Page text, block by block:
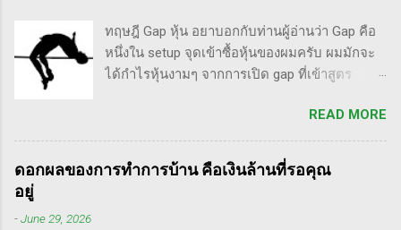
แรกซื้อหุ้น เพราะต้องการเล่นแบบเทรดเดิ้ง คือ
ซื้อมาขายไปในกรอบเวลาหนึ...
Money Selling Stocks Short อีกด้วย ผมเองก็เคย
แปลงานของแกแบบมั่วๆ หลายเรื่องด้วยกันนะ
อาทิ - Voodoo - ทรงหุ้นซิ่ง ราคาย่อ วอลุ่มหาย -
ผมเป็นแฟนคลับของแกนั่นเองครับ ง่ายๆเลย ที่
ชอบเพราะเราต่างมีอาจารย์ร่วมกันก็คือ ปู่โอนีล,
ทวดลิเวอร์มอร์ และทวด Wyckoff นั่นเอง (คือผม
ทฤษฎี Gap หุ้น อยาบอกกับท่านผู้อ่านว่า Gap คือ
หนึ่งใน setup จุดเข้าซื้อหุ้นของผมครับ ผมมักจะ
ได้กำไรหุ้นงามๆ จากการเปิด gap ที่เข้าสูตร
ทำการบ้าน มันส่งสัญญาณซื้อ แบบเปิด gap ผมจะ
ชอบมาก แต่ถึงกระนั้น มันก็ไม่ได้เป๊ะทุกตัวนะ
ครับ มีล้มเหลวเกินครึ่ง เราต้องคอยคัดตัวที่ไม่ดี
ออก เหลือตัวเจ๋งๆ แรงๆ ให้มันวิ่งทำเงินให้เราไป
READ MORE
ดอกผลของการทำการบ้าน คือเงินล้านที่รอคุณ
อยู่
-June 29, 2026